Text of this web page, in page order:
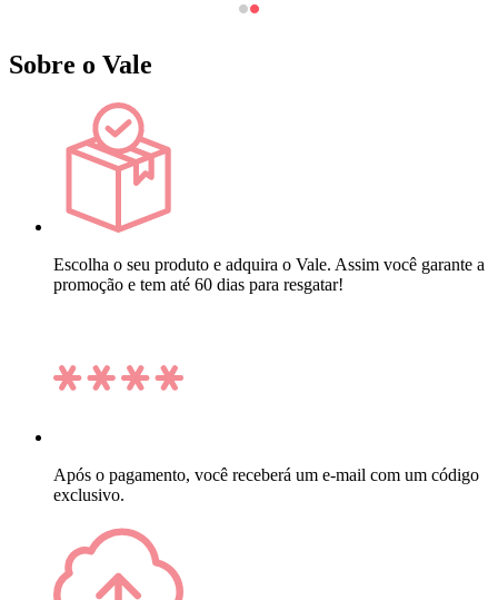
Sobre o Vale
Escolha o seu produto e adquira o Vale. Assim você garante a
promoção e tem até 60 dias para resgatar!
Após o pagamento, você receberá um e-mail com um código
exclusivo.